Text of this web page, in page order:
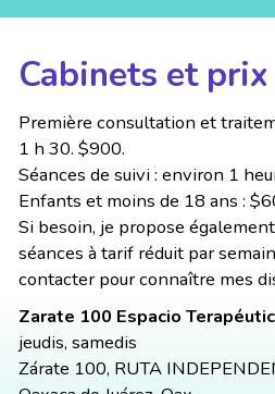
Cabinets et prix
Première consultation et
1 h 30. $900.
Séances de suivi : environ 1
Enfants et moins de 18 ans :
Si besoin, je propose
séances à tarif réduit par
contacter pour connaître mes
Zarate 100 Espacio
jeudis, samedis
Zárate 100, RUTA